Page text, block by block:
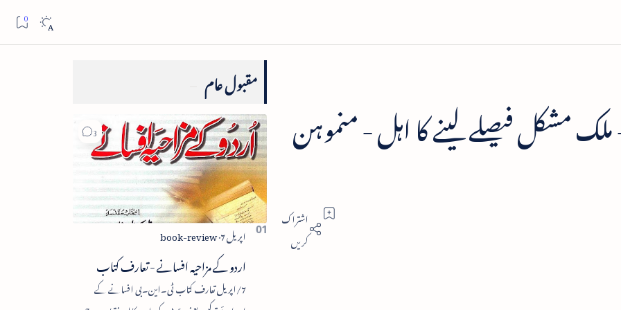
مشکل فیصلے لینے کا اہل - منموہن
مقبول عام
اردو کے مزاحیہ افسانے - تعارف کتاب
7/اپریل تعارف کتاب ٹی۔این۔بی افسانے کے